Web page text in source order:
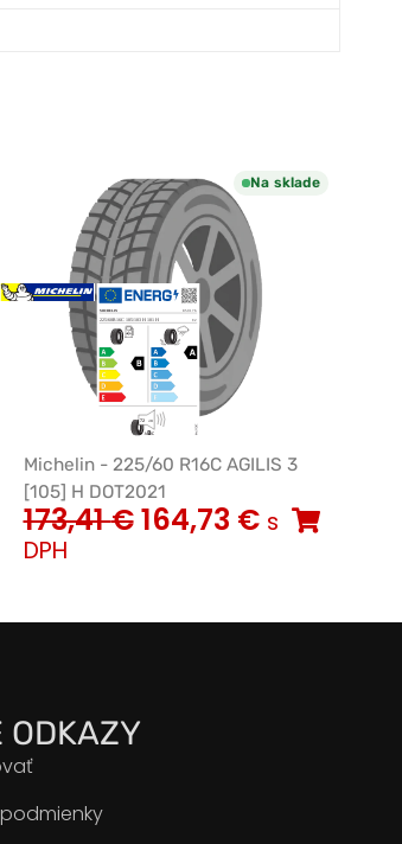
Na sklade
Michelin - 225/60 R16C AGILIS 3
[105] H DOT2021
173,41€164,73 € s
DPH
ODKAZY